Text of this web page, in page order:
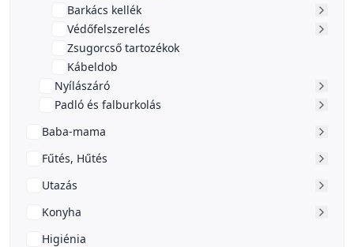
Barkács kellék
Védőfelszerelés
Zsugorcső tartozékok
Kábeldob
Nyílászáró
Padló és falburkolás
Baba-mama
Fűtés, Hűtés
Utazás
Konyha
Higiénia